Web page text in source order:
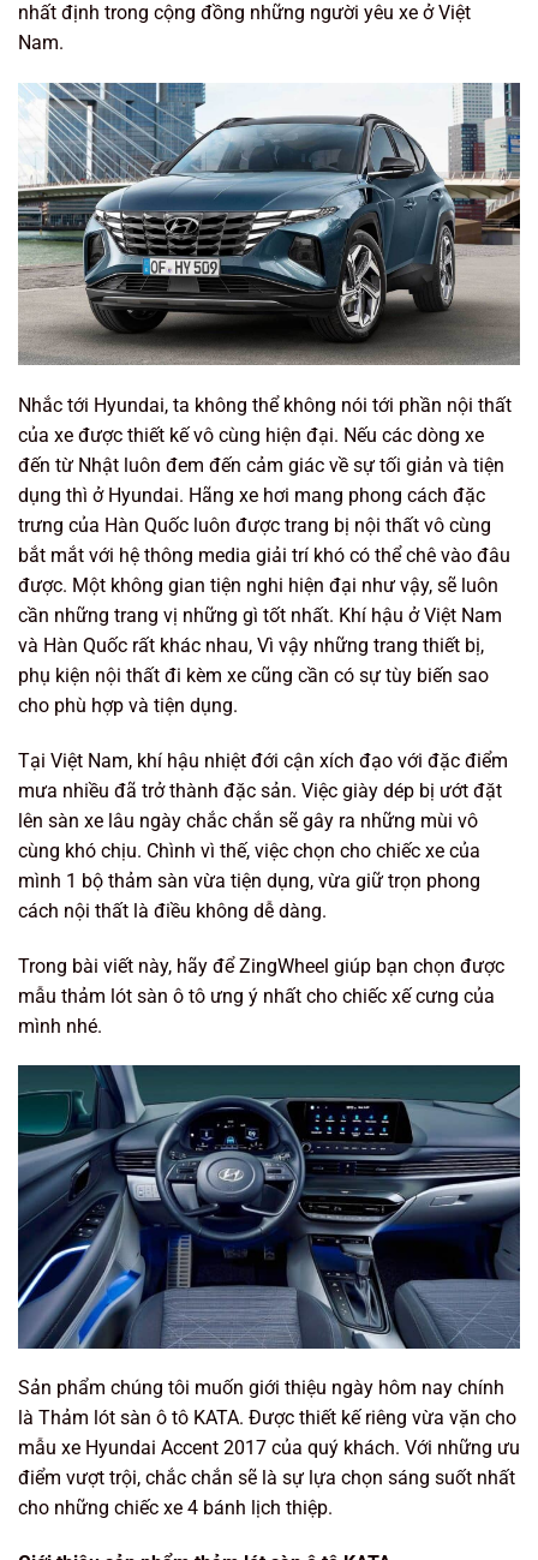
nhất định trong cộng đồng những người yêu xe ở Việt
Nam.
Nhắc tới Hyundai, ta không thể không nói tới phần nội thất
của xe được thiết kế vô cùng hiện đại. Nếu các dòng xe
đến từ Nhật luôn đem đến cảm giác về sự tối giản và tiện
dụng thì ở Hyundai. Hãng xe hơi mang phong cách đặc
trưng của Hàn Quốc luôn được trang bị nội thất vô cùng
bắt mắt với hệ thông media giải trí khó có thể chê vào đâu
được. Một không gian tiện nghi hiện đại như vậy, sẽ luôn
cần những trang vị những gì tốt nhất. Khí hậu ở Việt Nam
và Hàn Quốc rất khác nhau, Vì vậy những trang thiết bị,
phụ kiện nội thất đi kèm xe cũng cần có sự tùy biến sao
cho phù hợp và tiện dụng.
Tại Việt Nam, khí hậu nhiệt đới cận xích đạo với đặc điểm
mưa nhiều đã trở thành đặc sản. Việc giày dép bị ướt đặt
lên sàn xe lâu ngày chắc chắn sẽ gây ra những mùi vô
cùng khó chịu. Chình vì thế, việc chọn cho chiếc xe của
mình 1 bộ thảm sàn vừa tiện dụng, vừa giữ trọn phong
cách nội thất là điều không dễ dàng.
Trong bài viết này, hãy để ZingWheel giúp bạn chọn được
mẫu thảm lót sàn ô tô ưng ý nhất cho chiếc xế cưng của
mình nhé.
Sản phẩm chúng tôi muốn giới thiệu ngày hôm nay chính
là Thảm lót sàn ô tô KATA. Được thiết kế riêng vừa vặn cho
mẫu xe Hyundai Accent 2017 của quý khách. Với những ưu
điểm vượt trội, chắc chắn sẽ là sự lựa chọn sáng suốt nhất
cho những chiếc xe 4 bánh lịch thiệp.